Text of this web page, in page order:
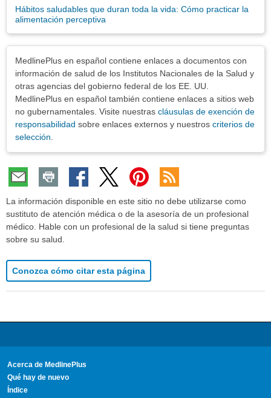
Hábitos saludables que duran toda la vida: Cómo practicar la
alimentación perceptiva
MedlinePlus en español contiene enlaces a documentos con
información de salud de los Institutos Nacionales de la Salud y
otras agencias del gobierno federal de los EE. UU.
MedlinePlus en español también contiene enlaces a sitios web
no gubernamentales. Visite nuestras cláusulas de exención de
responsabilidad sobre enlaces externos y nuestros criterios de
selección.
La información disponible en este sitio no debe utilizarse como
sustituto de atención médica o de la asesoría de un profesional
médico. Hable con un profesional de la salud si tiene preguntas
sobre su salud.
Conozca cómo citar esta página
Acerca de MedlinePlus
Qué hay de nuevo
Índice